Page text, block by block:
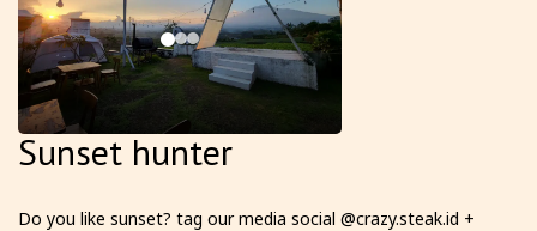
Sunset hunter
Do you like sunset? tag our media social @crazy.steak.id +